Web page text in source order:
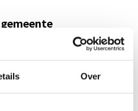
Over
voor het regelen
zijn om het kind thuis te
rolstoel of traplift